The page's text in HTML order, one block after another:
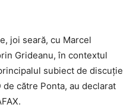
joi seară, cu Marcel
Grideanu, în contextul
subiect de discuție
către Ponta, au declarat